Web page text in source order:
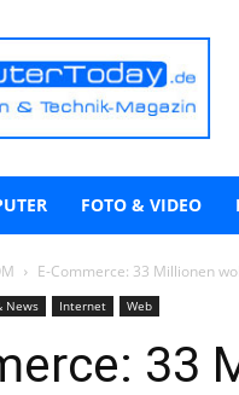
FOTO & VIDEO
E-Commerce: 33 Millionen
News Internet Web
33